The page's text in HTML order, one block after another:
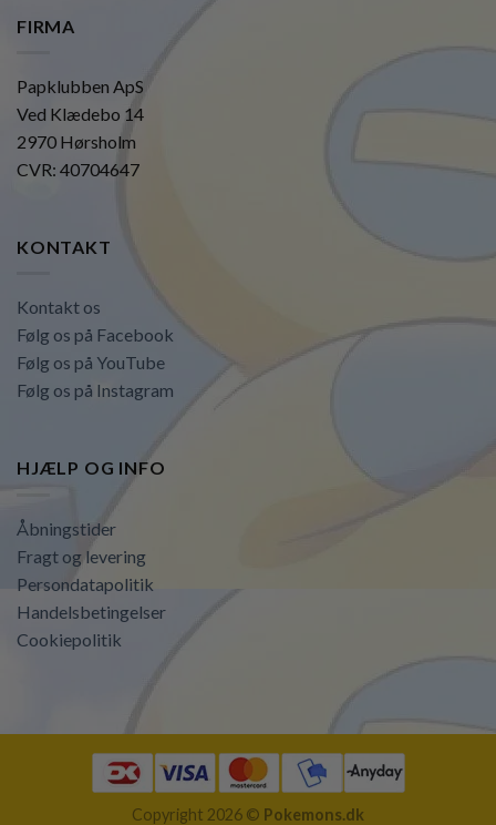
FIRMA
Papklubben ApS
Ved Klædebo 14
2970 Hørsholm
CVR: 40704647
KONTAKT
Kontakt os
Følg os på Facebook
Følg os på YouTube
Følg os på Instagram
HJÆLP OG INFO
Åbningstider
Fragt og levering
Persondatapolitik
Handelsbetingelser
Cookiepolitik
Copyright 2026 © Pokemons.dk